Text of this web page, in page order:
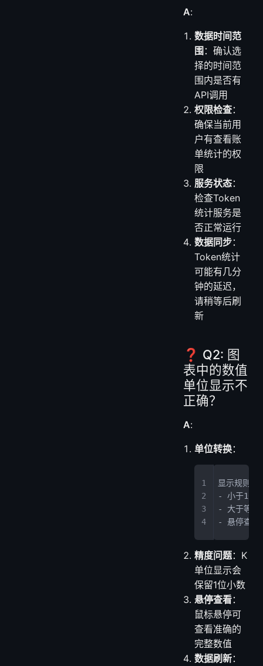
A:
数据时间范
围：确认选
择的时间范
围内是否有
API调用
权限检查：
确保当前用
户有查看账
单统计的权
限
服务状态：
检查Token
统计服务是
否正常运行
数据同步：
Token统计
可能有几分
钟的延迟，
请稍等后刷
新
❓ Q2: 图
表中的数值
单位显示不
正确？
A:
单位转换：
显示规则：
- 小于1000
- 大于等于
- 悬停查看
精度问题：K
单位显示会
保留1位小数
悬停查看：
鼠标悬停可
查看准确的
完整数值
数据刷新：